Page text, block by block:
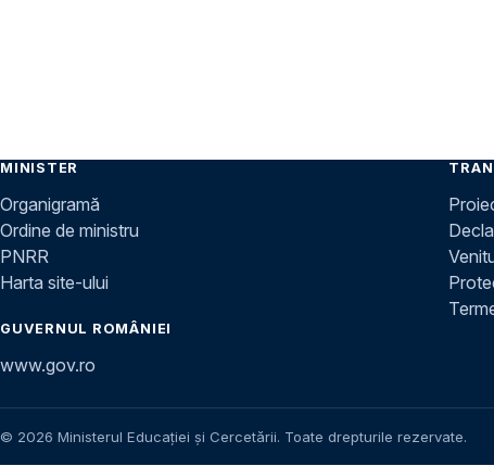
MINISTER
Organigramă
Ordine de ministru
PNRR
Harta site-ului
GUVERNUL ROMÂNIEI
www.gov.ro
© 2026 Ministerul Educației și Cercetării. Toate drepturile rezervate.